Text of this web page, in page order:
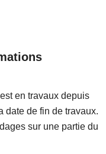
en travaux depuis
date de fin de travaux.
sur une partie du